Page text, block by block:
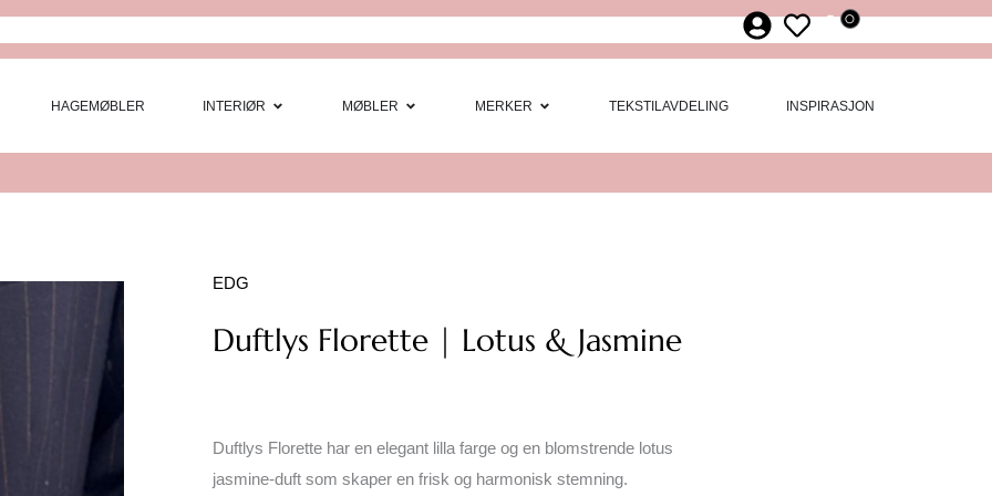
0
HAGEMØBLER INTERIØR Open Interiør
MØBLER Open Møbler
MERKER Open Merker
TEKSTILAVDELING INSPIRASJON
EDG
Duftlys Florette | Lotus & Jasmine
Duftlys Florette har en elegant lilla farge og en blomstrende lotus
jasmine-duft som skaper en frisk og harmonisk stemning.